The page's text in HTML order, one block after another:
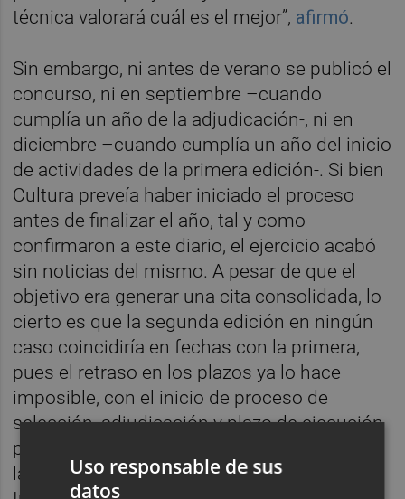
técnica valorará cuál es el mejor”, afirmó.
Sin embargo, ni antes de verano se publicó el
concurso, ni en septiembre –cuando
cumplía un año de la adjudicación-, ni en
diciembre –cuando cumplía un año del inicio
de actividades de la primera edición-. Si bien
Cultura preveía haber iniciado el proceso
antes de finalizar el año, tal y como
confirmaron a este diario, el ejercicio acabó
sin noticias del mismo. A pesar de que el
objetivo era generar una cita consolidada, lo
cierto es que la segunda edición en ningún
caso coincidiría en fechas con la primera,
pues el retraso en los plazos ya lo hace
imposible, con el inicio de proceso de
selección, adjudicación y plazo de ejecución
por llevar a cabo. Al retraso con respecto a
las fechas de 2017 se suma el atasco en
Uso responsable de sus
datos